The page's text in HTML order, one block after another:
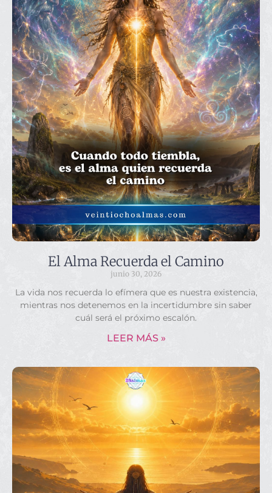
El Alma Recuerda el Camino
junio 30, 2026
La vida nos recuerda lo efímera que es nuestra existencia,
mientras nos detenemos en la incertidumbre sin saber
cuál será el próximo escalón.
LEER MÁS »